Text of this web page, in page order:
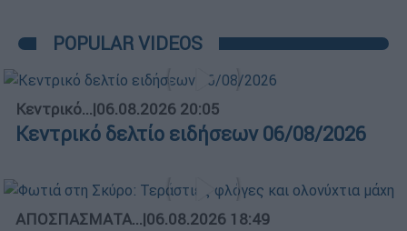
POPULAR VIDEOS
Κεντρικό...|06.08.2026 20:05
Κεντρικό δελτίο ειδήσεων 06/08/2026
ΑΠΟΣΠΑΣΜΑΤΑ...|06.08.2026 18:49